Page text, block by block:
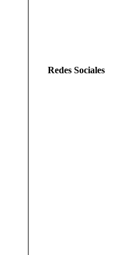
Redes Sociales